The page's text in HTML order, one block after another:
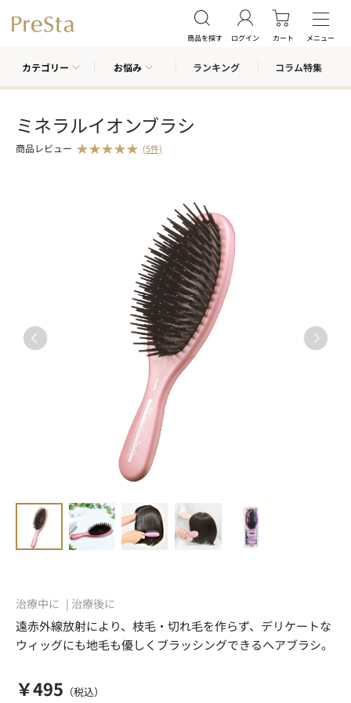
商品を探す ログイン カート メニュー
カテゴリー お悩み ランキング コラム特集
ミネラルイオンブラシ
商品レビュー (5件)
治療中に 治療後に
遠赤外線放射により、枝毛・切れ毛を作らず、デリケートな
ウィッグにも地毛も優しくブラッシングできるヘアブラシ。
￥495 （税込）